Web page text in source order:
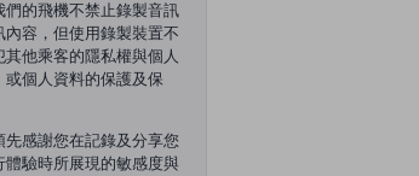
們的飛機不禁止錄製音訊
內容，但使用錄製裝置不
其他乘客的隱私權與個人
或個人資料的保護及保
先感謝您在記錄及分享您
體驗時所展現的敏感度與